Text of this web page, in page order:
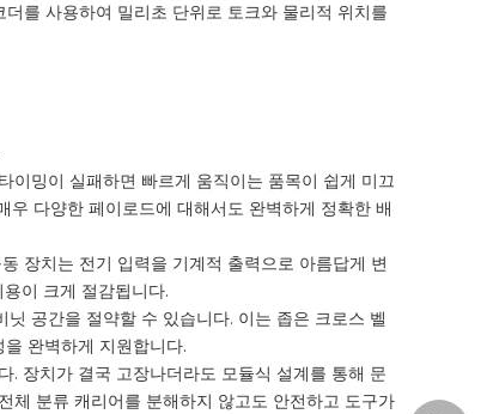
를 사용하여 밀리초 단위로 토크와 물리적 위치를
이밍이 실패하면 빠르게 움직이는 품목이 쉽게 미끄
다양한 페이로드에 대해서도 완벽하게 정확한 배
장치는 전기 입력을 기계적 출력으로 아름답게 변
이 크게 절감됩니다.
공간을 절약할 수 있습니다. 이는 좁은 크로스 벨
완벽하게 지원합니다.
. 장치가 결국 고장나더라도 모듈식 설계를 통해 문
체 분류 캐리어를 분해하지 않고도 안전하고 도구가